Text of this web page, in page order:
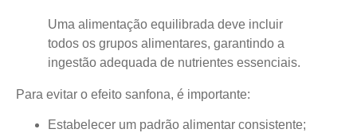
Uma alimentação equilibrada deve incluir
todos os grupos alimentares, garantindo a
ingestão adequada de nutrientes essenciais.
Para evitar o efeito sanfona, é importante:
Estabelecer um padrão alimentar consistente;